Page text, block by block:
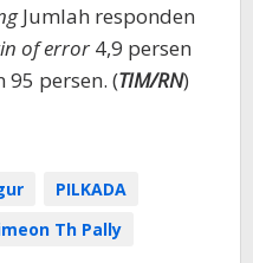
Jumlah responden
of error 4,9 persen
persen. (TIM/RN)
PILKADA
Th Pally